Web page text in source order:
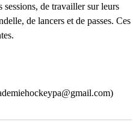
sessions, de travailler sur leurs
de lancers et de passes. Ces